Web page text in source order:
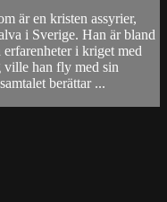
är en kristen assyrier,
i Sverige. Han är bland
i kriget med
ville han fly med sin
berättar ...